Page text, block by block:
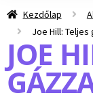
Kezdőlap
Joe Hill: Teljes
JOE